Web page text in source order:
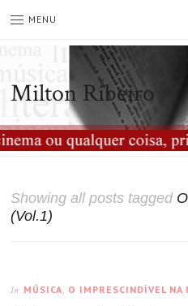
MENU
Milton Ribeiro
Showing all posts tagged
(Vol.1)
In MÚSICA, O IMPRESCINDÍVEL NA